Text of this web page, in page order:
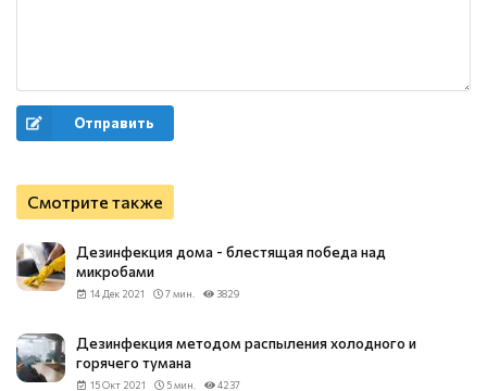
Отправить
Смотрите также
Дезинфекция дома - блестящая победа над
микробами
14 Дек 2021 7 мин. 3829
Дезинфекция методом распыления холодного и
горячего тумана
15 Окт 2021 5 мин. 4237